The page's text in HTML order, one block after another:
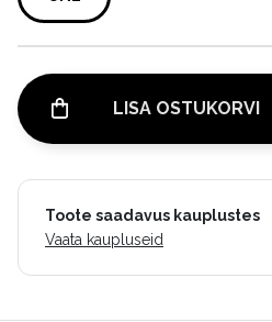
LISA OSTUKORVI
Toote saadavus kauplustes
Vaata kaupluseid